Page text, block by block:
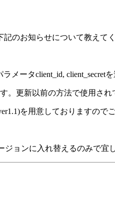
のお知らせについて教えてく
メータclient_id, client_secretを
す。更新以前の方法で使用さ
を用意しておりますので
ジョンに入れ替えるのみで宜